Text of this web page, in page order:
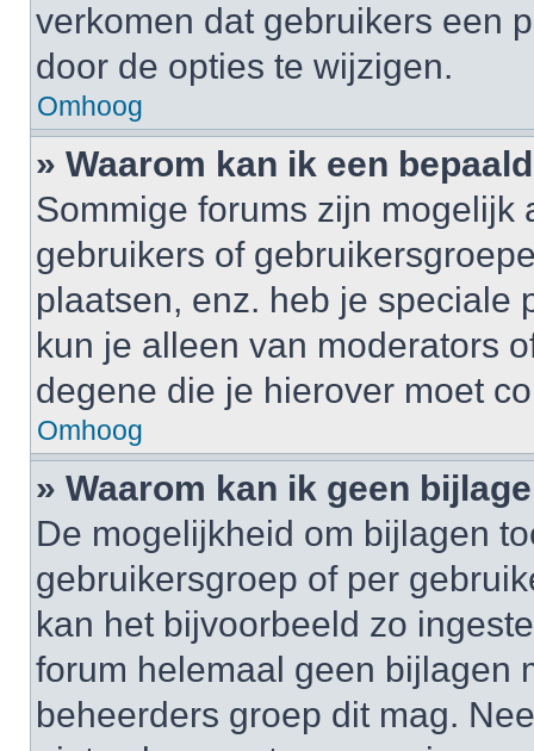
verkomen dat gebruikers een
door de opties te wijzigen.
Omhoog
» Waarom kan ik een
Sommige forums zijn
gebruikers of
plaatsen, enz. heb je speciale
kun je alleen van moderators
degene die je hierover moet
Omhoog
» Waarom kan ik geen
De mogelijkheid om bijlagen
gebruikersgroep of per
kan het bijvoorbeeld zo
forum helemaal geen bijlagen
beheerders groep dit mag.